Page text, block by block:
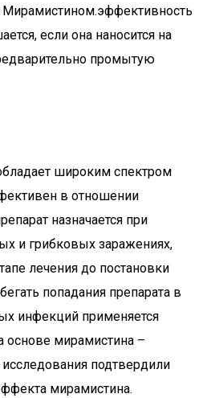
если она наносится на
промытую
широким спектром
в отношении
назначается при
и грибковых заражениях,
лечения до постановки
попадания препарата в
инфекций применяется
основе мирамистина –
подтвердили
мирамистина.